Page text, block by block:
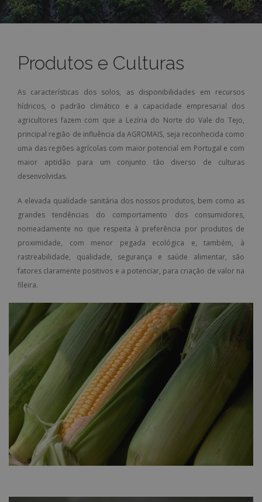
Produtos e Culturas
As características dos solos, as disponibilidades em recursos
hídricos, o padrão climático e a capacidade empresarial dos
agricultores fazem com que a Lezíria do Norte do Vale do Tejo,
principal região de influência da AGROMAIS, seja reconhecida como
uma das regiões agrícolas com maior potencial em Portugal e com
maior aptidão para um conjunto tão diverso de culturas
desenvolvidas.
A elevada qualidade sanitária dos nossos produtos, bem como as
grandes tendências do comportamento dos consumidores,
nomeadamente no que respeita à preferência por produtos de
proximidade, com menor pegada ecológica e, também, à
rastreabilidade, qualidade, segurança e saúde alimentar, são
fatores claramente positivos e a potenciar, para criação de valor na
fileira.